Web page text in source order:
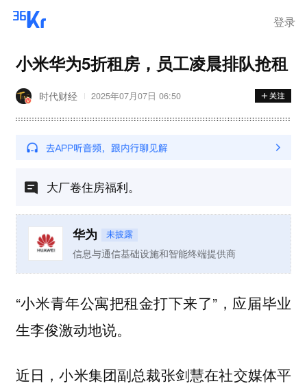
登录
小米华为5折租房，员工凌晨排队抢租
时代财经 2025年07月07日 06:50
大厂卷住房福利。
华为 未披露
信息与通信基础设施和智能终端提供商
“小米青年公寓把租金打下来了”，应届毕业
生李俊激动地说。
近日，小米集团副总裁张剑慧在社交媒体平